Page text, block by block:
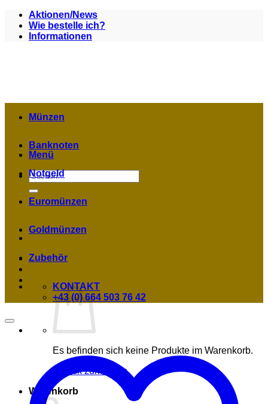
Zum
Inhalt
springen
Aktionen/News
Wie bestelle ich?
Informationen
Menü
Suchen
nach:
Es befinden sich keine Produkte im Warenkorb.
Zurück zum Shop
Warenkorb
Münzen
Banknoten
Notgeld
Euromünzen
Goldmünzen
Zubehör
KONTAKT
+43 (0) 664 503 76 42